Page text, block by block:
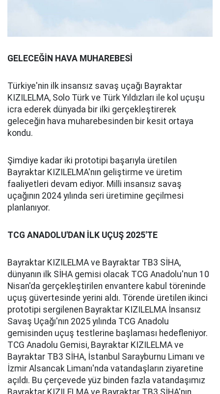
GELECEĞİN HAVA MUHAREBESİ
Türkiye'nin ilk insansız savaş uçağı Bayraktar
KIZILELMA, Solo Türk ve Türk Yıldızları ile kol uçuşu
icra ederek dünyada bir ilki gerçekleştirerek
geleceğin hava muharebesinden bir kesit ortaya
kondu.
Şimdiye kadar iki prototipi başarıyla üretilen
Bayraktar KIZILELMA'nın geliştirme ve üretim
faaliyetleri devam ediyor. Milli insansız savaş
uçağının 2024 yılında seri üretimine geçilmesi
planlanıyor.
TCG ANADOLU'DAN İLK UÇUŞ 2025'TE
Bayraktar KIZILELMA ve Bayraktar TB3 SİHA,
dünyanın ilk SİHA gemisi olacak TCG Anadolu'nun 10
Nisan'da gerçekleştirilen envantere kabul töreninde
uçuş güvertesinde yerini aldı. Törende üretilen ikinci
prototipi sergilenen Bayraktar KIZILELMA İnsansız
Savaş Uçağı'nın 2025 yılında TCG Anadolu
gemisinden uçuş testlerine başlaması hedefleniyor.
TCG Anadolu Gemisi, Bayraktar KIZILELMA ve
Bayraktar TB3 SİHA, İstanbul Sarayburnu Limanı ve
İzmir Alsancak Limanı'nda vatandaşların ziyaretine
açıldı. Bu çerçevede yüz binden fazla vatandaşımız